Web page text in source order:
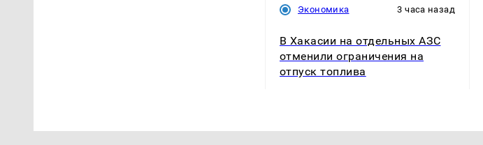
Экономика 3 часа назад
В Хакасии на отдельных АЗС
отменили ограничения на
отпуск топлива